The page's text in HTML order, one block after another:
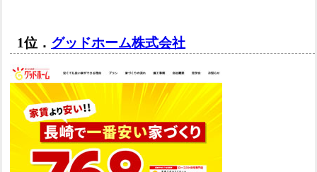
1位． グッドホーム株式会社